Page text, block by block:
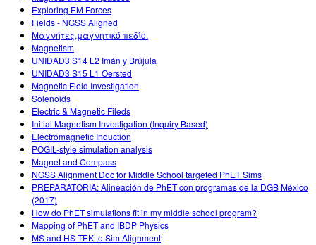
Exploring EM Forces
Fields - NGSS Aligned
Μαγνήτες,μαγνητικό πεδίο.
Magnetism
UNIDAD3 S14 L2 Imán y Brújula
UNIDAD3 S15 L1 Oersted
Magnetic Field Investigation
Solenoids
Electric & Magnetic Fileds
Initial Magnetism Investigation (Inquiry Based)
Electromagnetic Induction
POGIL-style simulation analysis
Magnet and Compass
NGSS Alignment Doc for Middle School targeted PhET Sims
PREPARATORIA: Alineación de PhET con programas de la DGB México
(2017)
How do PhET simulations fit in my middle school program?
Mapping of PhET and IBDP Physics
MS and HS TEK to Sim Alignment